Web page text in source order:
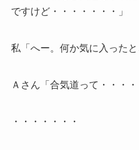
ですけど・・・・・・・」
私「へー。何か気に入った
Ａさん「合気道って・・・・
・・・・・・・